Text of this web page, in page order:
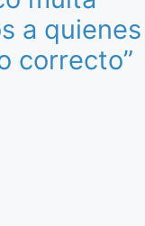
a quienes
correcto”